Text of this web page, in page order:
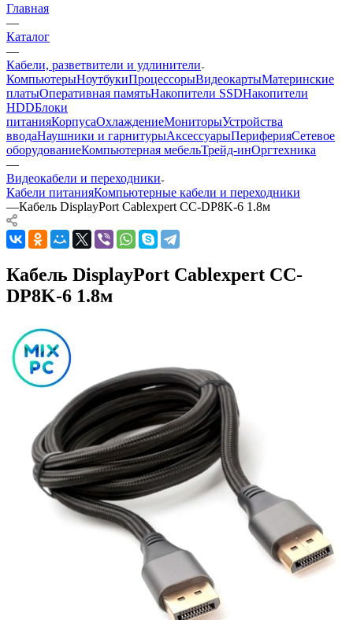
Главная
—
Каталог
—
Кабели, разветвители и удлинители
КомпьютерыНоутбукиПроцессорыВидеокартыМатеринские
платыОперативная памятьНакопители SSDНакопители
HDDБлоки
питанияКорпусаОхлаждениеМониторыУстройства
вводаНаушники и гарнитурыАксессуарыПериферияСетевое
оборудованиеКомпьютерная мебельТрейд-инОргтехника
—
Видеокабели и переходники
Кабели питанияКомпьютерные кабели и переходники
—Кабель DisplayPort Cablexpert CC-DP8K-6 1.8м
Кабель DisplayPort Cablexpert CC-
DP8K-6 1.8м